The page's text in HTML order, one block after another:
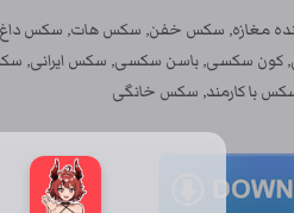
مغازه, سکس خفن, سکس هات, سکس
کون سکسی, باسن سکسی, سکس
با کارمند, سکس خانگی